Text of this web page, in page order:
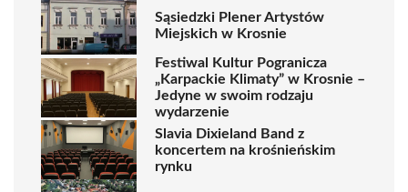
Sąsiedzki Plener Artystów
Miejskich w Krosnie
Festiwal Kultur Pogranicza
„Karpackie Klimaty” w Krosnie –
Jedyne w swoim rodzaju
wydarzenie
Slavia Dixieland Band z
koncertem na krośnieńskim
rynku